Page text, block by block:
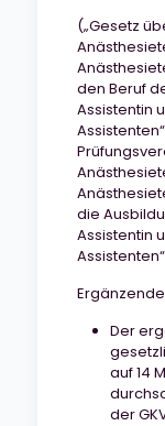
(„Gesetz
den Beruf
Assistentin
die
Assistentin
Der
auf 14
der